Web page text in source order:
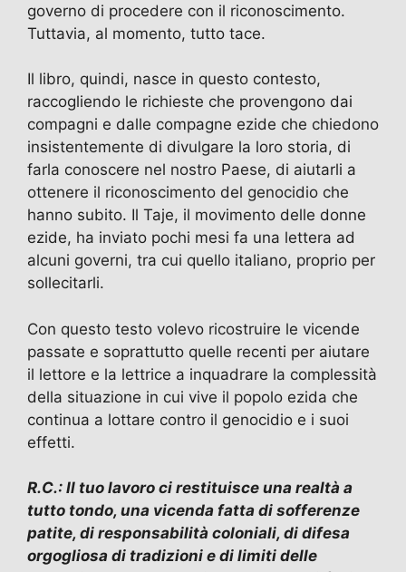
governo di procedere con il riconoscimento.
Tuttavia, al momento, tutto tace.
Il libro, quindi, nasce in questo contesto,
raccogliendo le richieste che provengono dai
compagni e dalle compagne ezide che chiedono
insistentemente di divulgare la loro storia, di
farla conoscere nel nostro Paese, di aiutarli a
ottenere il riconoscimento del genocidio che
hanno subito. Il Taje, il movimento delle donne
ezide, ha inviato pochi mesi fa una lettera ad
alcuni governi, tra cui quello italiano, proprio per
sollecitarli.
Con questo testo volevo ricostruire le vicende
passate e soprattutto quelle recenti per aiutare
il lettore e la lettrice a inquadrare la complessità
della situazione in cui vive il popolo ezida che
continua a lottare contro il genocidio e i suoi
effetti.
R.C.: Il tuo lavoro ci restituisce una realtà a
tutto tondo, una vicenda fatta di sofferenze
patite, di responsabilità coloniali, di difesa
orgogliosa di tradizioni e di limiti delle